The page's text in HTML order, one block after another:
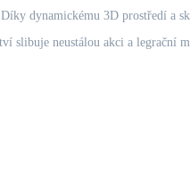
dynamickému 3D prostředí a
slibuje neustálou akci a legrační